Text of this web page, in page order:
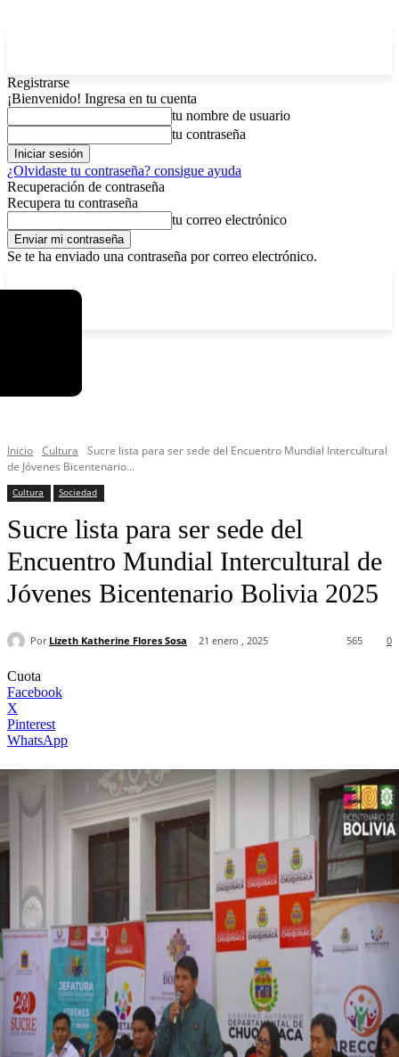
Registrarse
¡Bienvenido! Ingresa en tu cuenta
tu nombre de usuario
tu contraseña
¿Olvidaste tu contraseña? consigue ayuda
Recuperación de contraseña
Recupera tu contraseña
tu correo electrónico
Se te ha enviado una contraseña por correo electrónico.
Inicio Cultura
Sucre lista para ser sede del Encuentro Mundial Intercultural
de Jóvenes Bicentenario...
Cultura Sociedad
Sucre lista para ser sede del
Encuentro Mundial Intercultural de
Jóvenes Bicentenario Bolivia 2025
Por Lizeth Katherine Flores Sosa 21 enero , 2025 0
565
Cuota
Facebook
X
Pinterest
WhatsApp